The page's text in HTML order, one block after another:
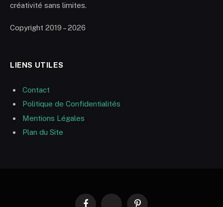
créativité sans limites.
Copyright 2019 – 2026
LIENS UTILES
Contact
Politique de Confidentialités
Mentions Légales
Plan du Site